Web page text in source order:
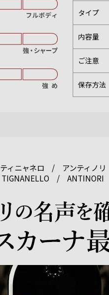
タイプ
内容量
ご注意
保存方法
ティニャネロ / アンティノリ
TIGNANELLO / ANTINORI